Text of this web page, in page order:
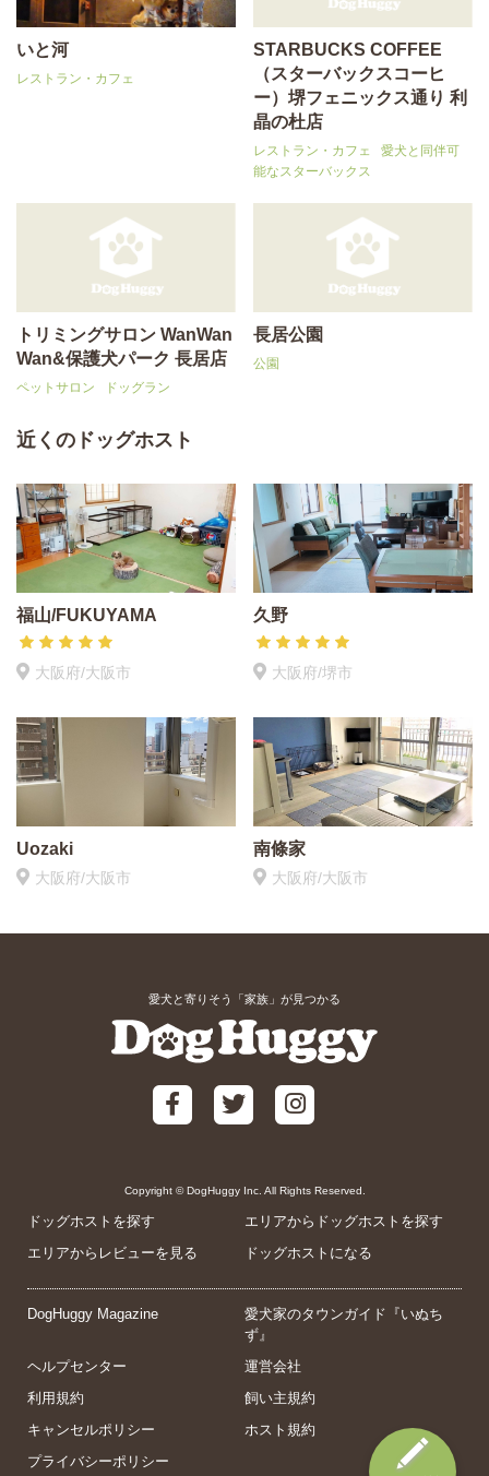
いと河
レストラン・カフェ
STARBUCKS COFFEE
（スターバックスコーヒ
ー）堺フェニックス通り 利
晶の杜店
レストラン・カフェ
愛犬と同伴可
能なスターバックス
トリミングサロン WanWan
Wan&保護犬パーク 長居店
ペットサロン ドッグラン
長居公園
公園
近くのドッグホスト
福山/FUKUYAMA
大阪府/大阪市
久野
大阪府/堺市
Uozaki
大阪府/大阪市
南條家
大阪府/大阪市
愛犬と寄りそう「家族」が見つかる
Copyright © DogHuggy Inc. All Rights Reserved.
ドッグホストを探す
エリアからドッグホストを探す
エリアからレビューを見る
ドッグホストになる
DogHuggy Magazine
愛犬家のタウンガイド『いぬち
ず』
ヘルプセンター
運営会社
利用規約
飼い主規約
キャンセルポリシー
ホスト規約
プライバシーポリシー